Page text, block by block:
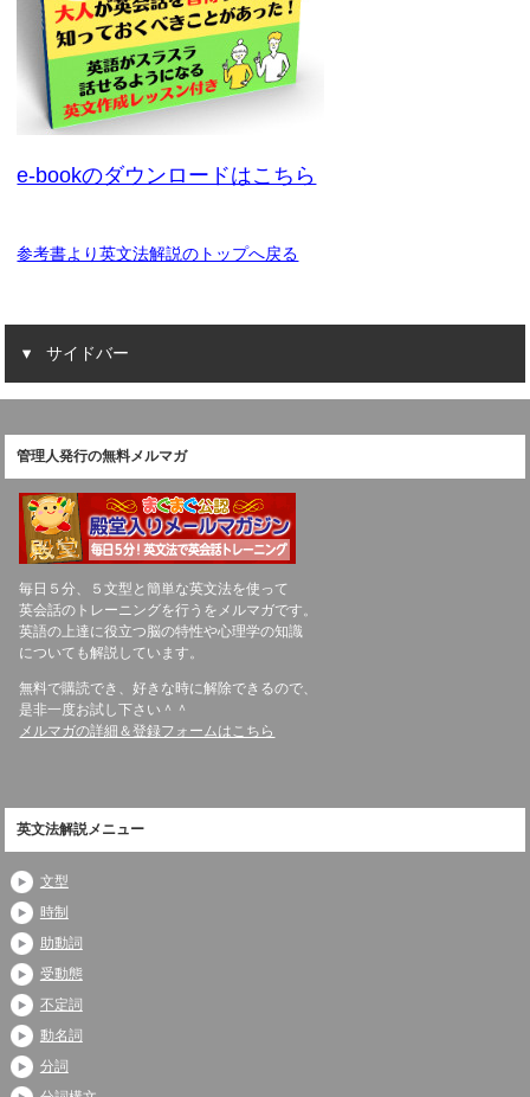
e-bookのダウンロードはこちら
参考書より英文法解説のトップへ戻る
サイドバー
管理人発行の無料メルマガ
毎日５分、５文型と簡単な英文法を使って
英会話のトレーニングを行うをメルマガです。
英語の上達に役立つ脳の特性や心理学の知識
についても解説しています。
無料で購読でき、好きな時に解除できるので、
是非一度お試し下さい＾＾
メルマガの詳細＆登録フォームはこちら
英文法解説メニュー
文型
時制
助動詞
受動態
不定詞
動名詞
分詞